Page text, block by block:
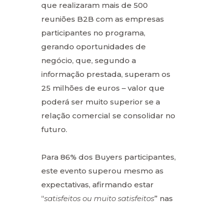
que realizaram mais de 500
reuniões B2B com as empresas
participantes no programa,
gerando oportunidades de
negócio, que, segundo a
informação prestada, superam os
25 milhões de euros – valor que
poderá ser muito superior se a
relação comercial se consolidar no
futuro.
Para 86% dos Buyers participantes,
este evento superou mesmo as
expectativas, afirmando estar
“satisfeitos ou muito satisfeitos” nas